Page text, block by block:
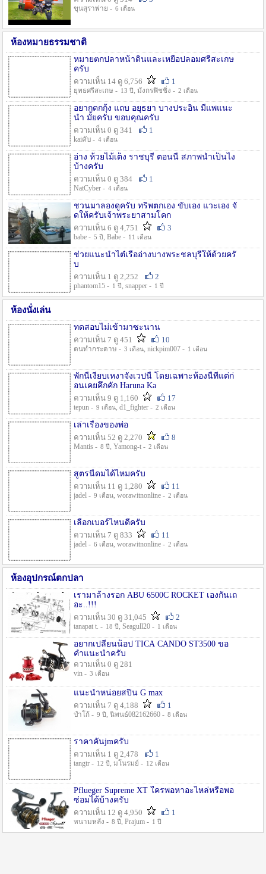
ขุนสุราพ่าย - 6 เดือน
ห้องหมายธรรมชาติ
หมายตกปลาหน้าดินและเหยื่อปลอมศรีสะเกษ
ครับ
ความเห็น 14 ดู 6,756
1
ยุทธศรีสะเกษ - 13 ปี , มังกรฟิชชิ่ง - 2 เดือน
อยากตกกุ้ง แถบ อยุธยา บางประอิน มีแพแนะ
นำ มั้ยครับ ขอบคุณครับ
ความเห็น 0 ดู 341
1
kaiคับ - 4 เดือน
อ่าง ห้วยไม้เต็ง ราชบุรี ตอนนี้ สภาพน้ำเป็นไง
บ้างครับ
ความเห็น 0 ดู 384
1
NatCyber - 4 เดือน
ชวนมาลองดูครับ ทริพตกเอง ขับเอง แวะเอง จั
ดให้ครับเจ้าพระยาสามโคก
ความเห็น 6 ดู 4,751
3
babe - 5 ปี , Babe - 11 เดือน
ช่วยแนะนำไต๋เรืออ่างบางพระชลบุรีให้ด้วยครั
บ
ความเห็น 1 ดู 2,252
2
phantom15 - 1 ปี , snapper - 1 ปี
ห้องนั่งเล่น
ทดสอบไม่เข้ามาซะนาน
ความเห็น 7 ดู 451
10
ตนทำกระดาษ - 3 เดือน, nickpim007 - 1 เดือน
พักนี้เงียบเหงาจังเวปนี้ โดยเฉพาะห้องนี้ที่แต่ก่
อนเคยคึกคัก Haruna Ka
ความเห็น 9 ดู 1,160
17
tepun - 9 เดือน, d1_fighter - 2 เดือน
เล่าเรื่องของพ่อ
ความเห็น 52 ดู 2,270
8
Mantis - 8 ปี , Yamong-t - 2 เดือน
สูตรนี้ดมได้ไหมครับ
ความเห็น 11 ดู 1,280
11
jadel - 9 เดือน, worawitnonline - 2 เดือน
เลือกเบอร์ไหนดีครับ
ความเห็น 7 ดู 833
11
jadel - 6 เดือน, worawitnonline - 2 เดือน
ห้องอุปกรณ์ตกปลา
เรามาล้างรอก ABU 6500C ROCKET เองกันเถ
อะ..!!!
ความเห็น 30 ดู 31,045
2
tanapat t. - 18 ปี , Seagull20 - 1 เดือน
อยากเปลี่ยนน็อป TICA CANDO ST3500 ขอ
คำแนะนำครับ
ความเห็น 0 ดู 281
vin - 3 เดือน
แนะนำหน่อยสปิน G max
ความเห็น 7 ดู 4,188
1
ป๋าโก้ - 9 ปี , นิพนธ์082162660 - 8 เดือน
ราคาคันjmครับ
ความเห็น 1 ดู 2,478
1
tangtr - 12 ปี , มโนรมย์ - 12 เดือน
Pflueger Supreme XT ใครพอหาอะไหล่หรือพอ
ซ่อมได้บ้างครับ
ความเห็น 12 ดู 4,950
1
หนามหลัง - 8 ปี , Prajum - 1 ปี